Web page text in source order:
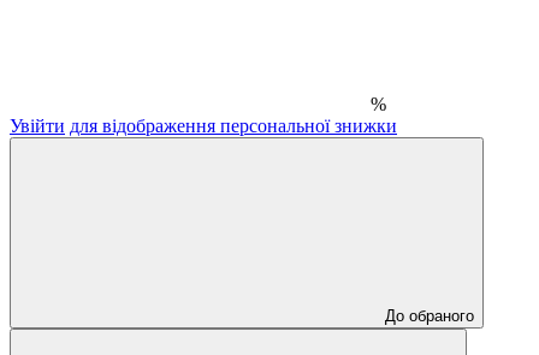
%
Увійти для відображення персональної знижки
До обраного